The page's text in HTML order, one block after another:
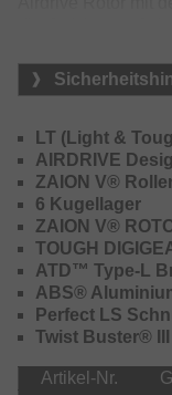
geflochtener
stressfreies
aus Zaion V
unteren
Sensibilität beim
Das Tough
Zaion V
seidenweichen
ATD Type-L
sofort frei. Die
LT (Light &
AIRDRIVE
ZAION V®
6 Kugellager
ZAION V®
TOUGH
ATD™ Type-L
ABS®
Perfect LS
Twist Buster®
Artikel-Nr.